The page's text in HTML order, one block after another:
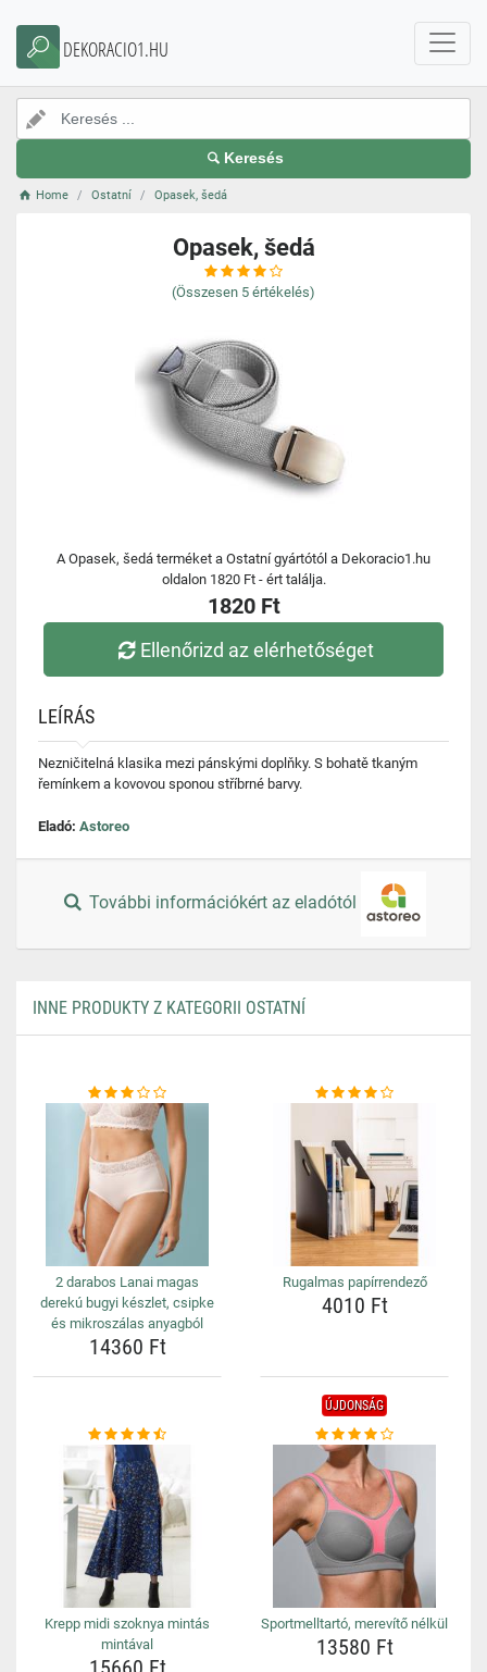
DEKORACIO1.HU
Keresés
Home Ostatní Opasek, šedá
Opasek, šedá
(Összesen 5 értékelés)
A Opasek, šedá terméket a Ostatní gyártótól a Dekoracio1.hu
oldalon 1820 Ft - ért találja.
1820 Ft
Ellenőrizd az elérhetőséget
LEÍRÁS
Nezničitelná klasika mezi pánskými doplňky. S bohatě tkaným
řemínkem a kovovou sponou stříbrné barvy.
Eladó: Astoreo
További információkért az eladótól
INNE PRODUKTY Z KATEGORII OSTATNÍ
2 darabos Lanai magas
derekú bugyi készlet, csipke
és mikroszálas anyagból
14360 Ft
Rugalmas papírrendező
4010 Ft
Krepp midi szoknya mintás
mintával
ÚJDONSÁG
Sportmelltartó, merevítő nélkül
13580 Ft